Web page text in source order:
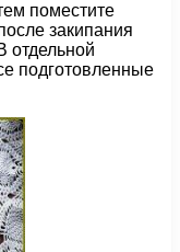
поместите
закипания
отдельной
подготовленные